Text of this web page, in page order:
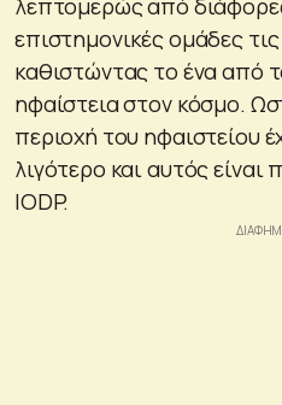
επιστημονικές ομάδες
καθιστώντας το ένα από
ηφαίστεια στον κόσμο.
περιοχή του ηφαιστείου
λιγότερο και αυτός
IODP.